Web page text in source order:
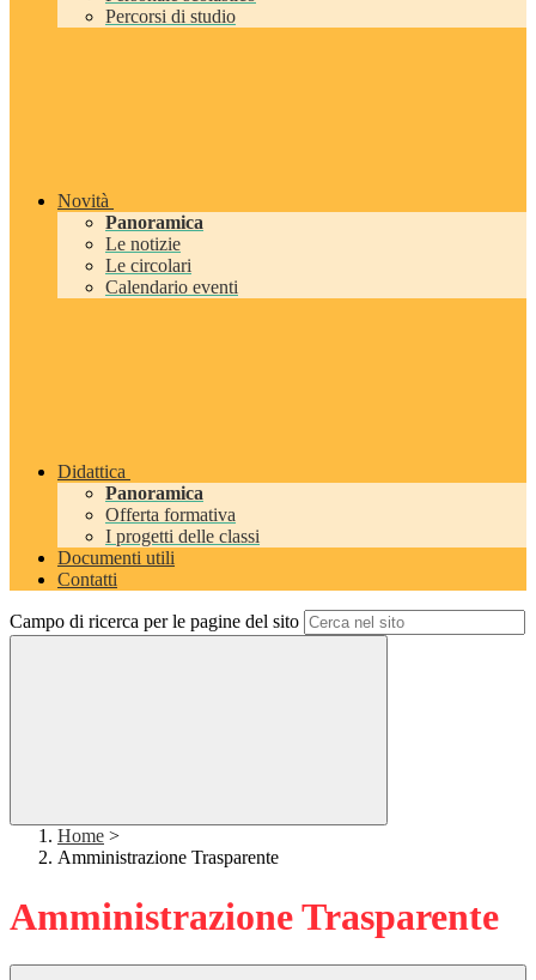
Percorsi di studio
Novità
Panoramica
Le notizie
Le circolari
Calendario eventi
Didattica
Panoramica
Offerta formativa
I progetti delle classi
Documenti utili
Contatti
Campo di ricerca per le pagine del sito
Home >
Amministrazione Trasparente
Amministrazione Trasparente